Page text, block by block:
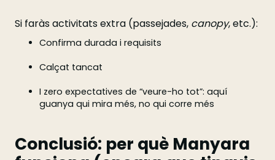
Si faràs activitats extra (passejades, canopy, etc.):
Confirma durada i requisits
Calçat tancat
I zero expectatives de “veure-ho tot”: aquí
guanya qui mira més, no qui corre més
Conclusió: per què Manyara